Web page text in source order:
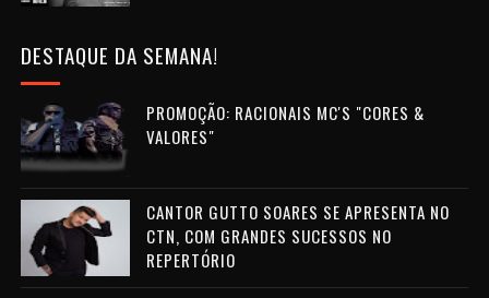
DESTAQUE DA SEMANA!
PROMOÇÃO: RACIONAIS MC'S "CORES &
VALORES"
CANTOR GUTTO SOARES SE APRESENTA NO
CTN, COM GRANDES SUCESSOS NO
REPERTÓRIO